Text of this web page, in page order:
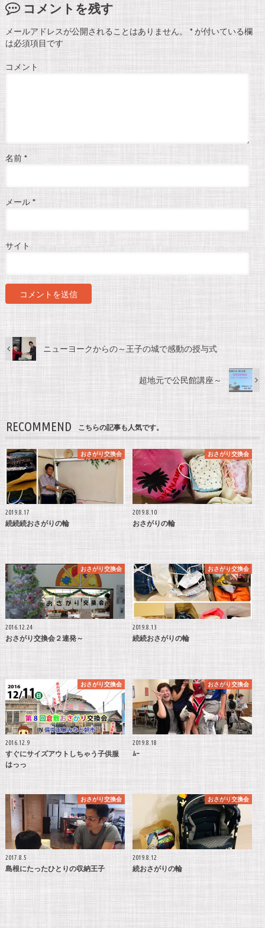
コメントを残す
メールアドレスが公開されることはありません。 *が付いている欄
は必須項目です
コメント
名前 *
メール *
サイト
ニューヨークからの～王子の城で感動の授与式
超地元で公民館講座～
RECOMMEND こちらの記事も人気です。
おさがり交換会
2019.8.17
続続続おさがりの輪
おさがり交換会
2019.8.10
おさがりの輪
おさがり交換会
2016.12.24
おさがり交換会２連発～
おさがり交換会
2019.8.13
続続おさがりの輪
おさがり交換会
2016.12.9
すぐにサイズアウトしちゃう子供服
はっっ
おさがり交換会
2019.8.18
ﾑｰ
おさがり交換会
2017.8.5
島根にたったひとりの収納王子
おさがり交換会
2019.8.12
続おさがりの輪